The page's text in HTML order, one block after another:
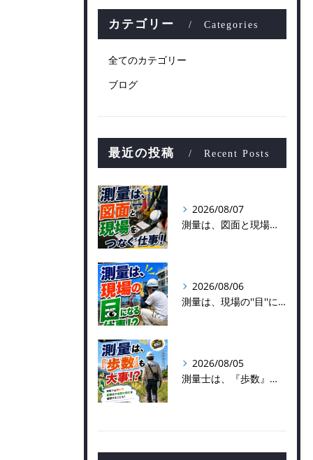
カテゴリー Categories
全てのカテゴリー
ブログ
最近の投稿 Recent Posts
2026/08/07
測量は、図面と現場をつなぐ仕事！
2026/08/06
測量は、現場の''目''になる仕事！？
2026/08/05
測量士は、『歩数』も大事！？